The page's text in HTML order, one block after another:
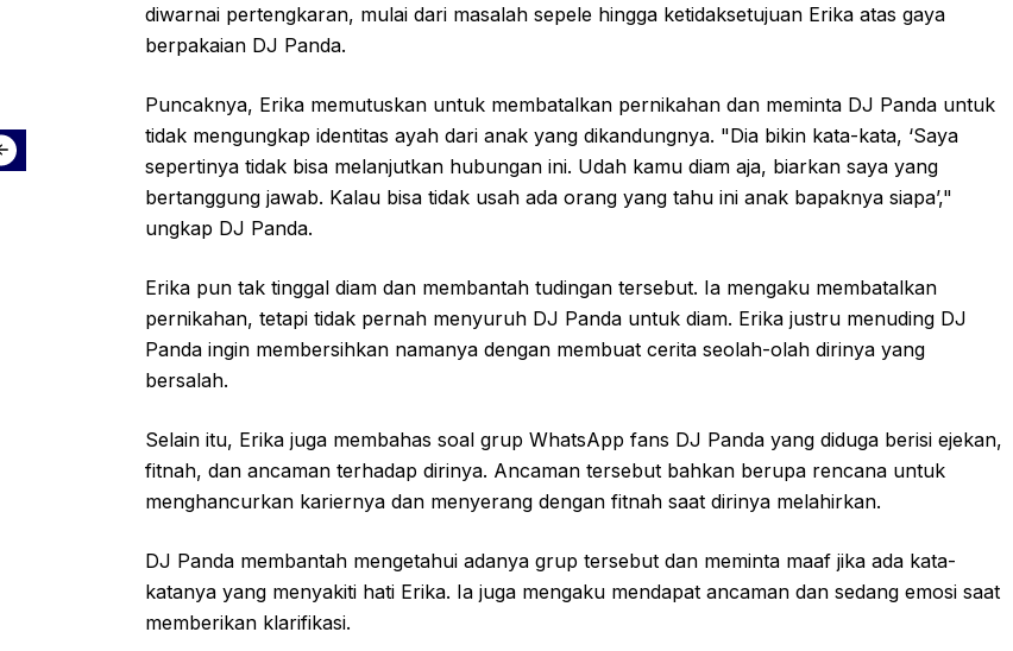
diwarnai pertengkaran, mulai dari masalah sepele hingga ketidaksetujuan Erika atas gaya
berpakaian DJ Panda.
Puncaknya, Erika memutuskan untuk membatalkan pernikahan dan meminta DJ Panda untuk
tidak mengungkap identitas ayah dari anak yang dikandungnya. "Dia bikin kata-kata, ‘Saya
sepertinya tidak bisa melanjutkan hubungan ini. Udah kamu diam aja, biarkan saya yang
bertanggung jawab. Kalau bisa tidak usah ada orang yang tahu ini anak bapaknya siapa’,"
ungkap DJ Panda.
Erika pun tak tinggal diam dan membantah tudingan tersebut. Ia mengaku membatalkan
pernikahan, tetapi tidak pernah menyuruh DJ Panda untuk diam. Erika justru menuding DJ
Panda ingin membersihkan namanya dengan membuat cerita seolah-olah dirinya yang
bersalah.
Selain itu, Erika juga membahas soal grup WhatsApp fans DJ Panda yang diduga berisi ejekan,
fitnah, dan ancaman terhadap dirinya. Ancaman tersebut bahkan berupa rencana untuk
menghancurkan kariernya dan menyerang dengan fitnah saat dirinya melahirkan.
DJ Panda membantah mengetahui adanya grup tersebut dan meminta maaf jika ada kata-
katanya yang menyakiti hati Erika. Ia juga mengaku mendapat ancaman dan sedang emosi saat
memberikan klarifikasi.